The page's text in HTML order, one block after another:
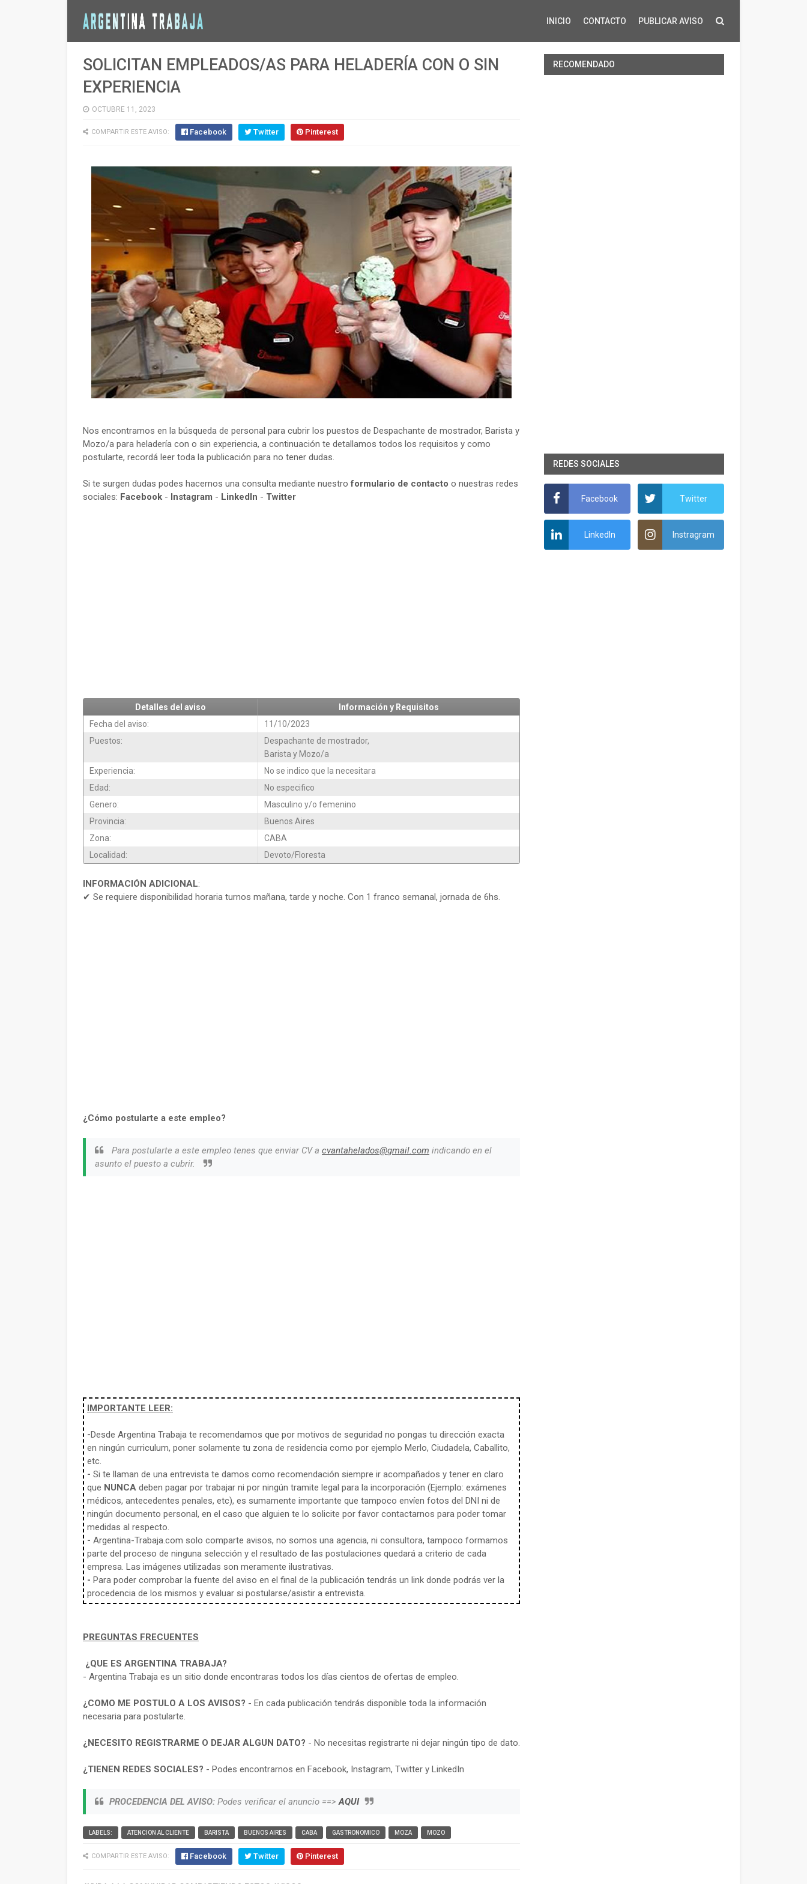
INICIO CONTACTO PUBLICAR AVISO
SOLICITAN EMPLEADOS/AS PARA HELADERÍA CON O SIN
EXPERIENCIA
OCTUBRE 11, 2023
COMPARTIR ESTE AVISO: Facebook Twitter Pinterest
Nos encontramos en la búsqueda de personal para cubrir los puestos de Despachante de mostrador, Barista y
Mozo/a para heladería con o sin experiencia, a continuación te detallamos todos los requisitos y como
postularte, recordá leer toda la publicación para no tener dudas.
Si te surgen dudas podes hacernos una consulta mediante nuestroformulario de contacto o nuestras redes
sociales: Facebook - Instagram - LinkedIn - Twitter
Detalles del aviso
Información y Requisitos
Fecha del aviso:
11/10/2023
Puestos:
Despachante de mostrador,
Barista y Mozo/a
Experiencia:
No se indico que la necesitara
Edad:
No especifico
Genero:
Masculino y/o femenino
Provincia:
Buenos Aires
Zona:
CABA
Localidad:
Devoto/Floresta
INFORMACIÓN ADICIONAL:
✔ Se requiere disponibilidad horaria turnos mañana, tarde y noche. Con 1 franco semanal, jornada de 6hs.
¿Cómo postularte a este empleo?
Para postularte a este empleo tenes que enviar CV a cvantahelados@gmail.com indicando en el
asunto el puesto a cubrir.
IMPORTANTE LEER:
-Desde Argentina Trabaja te recomendamos que por motivos de seguridad no pongas tu dirección exacta
en ningún curriculum, poner solamente tu zona de residencia como por ejemplo Merlo, Ciudadela, Caballito,
etc.
- Si te llaman de una entrevista te damos como recomendación siempre ir acompañados y tener en claro
que NUNCA deben pagar por trabajar ni por ningún tramite legal para la incorporación (Ejemplo: exámenes
médicos, antecedentes penales, etc), es sumamente importante que tampoco envíen fotos del DNI ni de
ningún documento personal, en el caso que alguien te lo solicite por favor contactarnos para poder tomar
medidas al respecto.
- Argentina-Trabaja.com solo comparte avisos, no somos una agencia, ni consultora, tampoco formamos
parte del proceso de ninguna selección y el resultado de las postulaciones quedará a criterio de cada
empresa. Las imágenes utilizadas son meramente ilustrativas.
- Para poder comprobar la fuente del aviso en el final de la publicación tendrás un link donde podrás ver la
procedencia de los mismos y evaluar si postularse/asistir a entrevista.
PREGUNTAS FRECUENTES
¿QUE ES ARGENTINA TRABAJA?
- Argentina Trabaja es un sitio donde encontraras todos los días cientos de ofertas de empleo.
¿COMO ME POSTULO A LOS AVISOS? - En cada publicación tendrás disponible toda la información
necesaria para postularte.
¿NECESITO REGISTRARME O DEJAR ALGUN DATO? - No necesitas registrarte ni dejar ningún tipo de dato.
¿TIENEN REDES SOCIALES? - Podes encontrarnos en Facebook, Instagram, Twitter y LinkedIn
PROCEDENCIA DEL AVISO: Podes verificar el anuncio ==>AQUI
LABELS: ATENCION AL CLIENTE BARISTA BUENOS AIRES CABA GASTRONOMICO MOZA MOZO
COMPARTIR ESTE AVISO: Facebook Twitter Pinterest
RECOMENDADO
REDES SOCIALES
Facebook Twitter
LinkedIn Instragram